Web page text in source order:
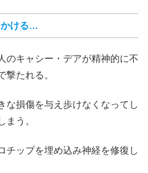
かける…
のキャシー・デアが精神的に不
撃たれる。
な損傷を与え歩けなくなってし
まう。
チップを埋め込み神経を修復し